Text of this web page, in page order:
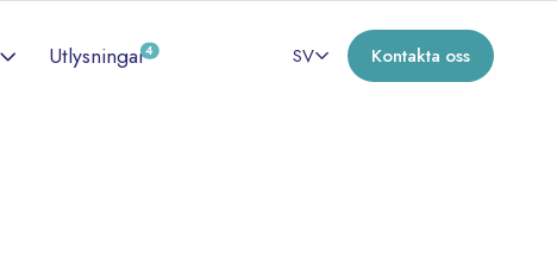
Utlysningar4 SV Kontakta oss